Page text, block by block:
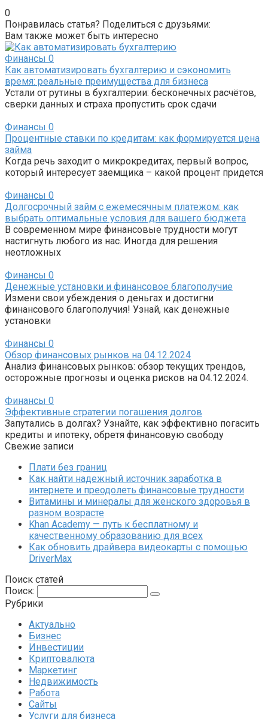
0
Понравилась статья? Поделиться с друзьями:
Вам также может быть интересно
Финансы 0
Как автоматизировать бухгалтерию и сэкономить
время: реальные преимущества для бизнеса
Устали от рутины в бухгалтерии: бесконечных расчётов,
сверки данных и страха пропустить срок сдачи
Финансы 0
Процентные ставки по кредитам: как формируется цена
займа
Когда речь заходит о микрокредитах, первый вопрос,
который интересует заемщика – какой процент придется
Финансы 0
Долгосрочный займ с ежемесячным платежом: как
выбрать оптимальные условия для вашего бюджета
В современном мире финансовые трудности могут
настигнуть любого из нас. Иногда для решения
неотложных
Финансы 0
Денежные установки и финансовое благополучие
Измени свои убеждения о деньгах и достигни
финансового благополучия! Узнай, как денежные
установки
Финансы 0
Обзор финансовых рынков на 04.12.2024
Анализ финансовых рынков: обзор текущих трендов,
осторожные прогнозы и оценка рисков на 04.12.2024.
Финансы 0
Эффективные стратегии погашения долгов
Запутались в долгах? Узнайте, как эффективно погасить
кредиты и ипотеку, обретя финансовую свободу
Свежие записи
Плати без границ
Как найти надежный источник заработка в
интернете и преодолеть финансовые трудности
Витамины и минералы для женского здоровья в
разном возрасте
Khan Academy — путь к бесплатному и
качественному образованию для всех
Как обновить драйвера видеокарты с помощью
DriverMax
Поиск статей
Поиск:
Рубрики
Актуально
Бизнес
Инвестиции
Криптовалюта
Маркетинг
Недвижимость
Работа
Сайты
Услуги для бизнеса